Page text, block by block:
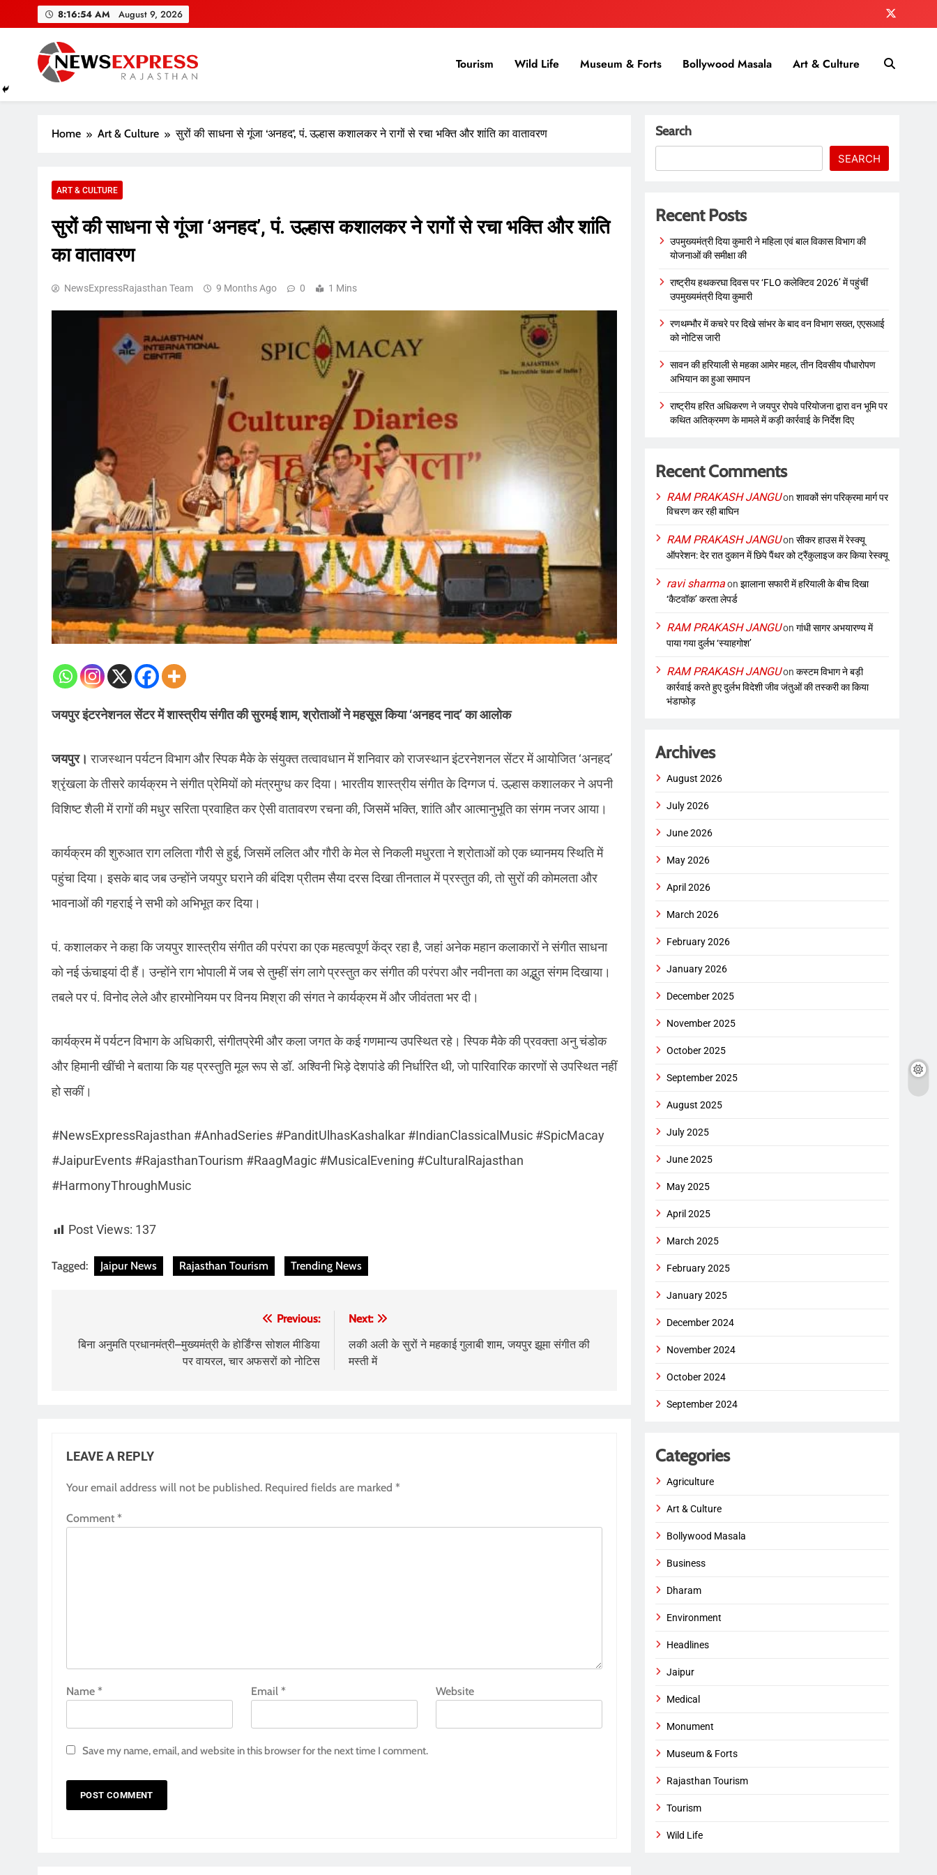
8:16:55 AM August 9, 2026
Tourism Wild Life Museum & Forts Bollywood Masala Art & Culture
Home Art & Culture सुरों की साधना से गूंजा ‘अनहद’, पं. उल्हास कशालकर ने रागों से रचा भक्ति और शांति का वातावरण
ART & CULTURE
सुरों की साधना से गूंजा ‘अनहद’, पं. उल्हास कशालकर ने रागों से रचा भक्ति और शांति
का वातावरण
NewsExpressRajasthan Team 9 Months Ago 0 1 Mins
जयपुर इंटरनेशनल सेंटर में शास्त्रीय संगीत की सुरमई शाम, श्रोताओं ने महसूस किया ‘अनहद नाद’ का आलोक
जयपुर।राजस्थान पर्यटन विभाग और स्पिक मैके के संयुक्त तत्वावधान में शनिवार को राजस्थान इंटरनेशनल सेंटर में आयोजित ‘अनहद’
श्रृंखला के तीसरे कार्यक्रम ने संगीत प्रेमियों को मंत्रमुग्ध कर दिया। भारतीय शास्त्रीय संगीत के दिग्गज पं. उल्हास कशालकर ने अपनी
विशिष्ट शैली में रागों की मधुर सरिता प्रवाहित कर ऐसी वातावरण रचना की, जिसमें भक्ति, शांति और आत्मानुभूति का संगम नजर आया।
कार्यक्रम की शुरुआत राग ललिता गौरी से हुई, जिसमें ललित और गौरी के मेल से निकली मधुरता ने श्रोताओं को एक ध्यानमय स्थिति में
पहुंचा दिया। इसके बाद जब उन्होंने जयपुर घराने की बंदिश प्रीतम सैया दरस दिखा तीनताल में प्रस्तुत की, तो सुरों की कोमलता और
भावनाओं की गहराई ने सभी को अभिभूत कर दिया।
पं. कशालकर ने कहा कि जयपुर शास्त्रीय संगीत की परंपरा का एक महत्वपूर्ण केंद्र रहा है, जहां अनेक महान कलाकारों ने संगीत साधना
को नई ऊंचाइयां दी हैं। उन्होंने राग भोपाली में जब से तुम्हीं संग लागे प्रस्तुत कर संगीत की परंपरा और नवीनता का अद्भुत संगम दिखाया।
तबले पर पं. विनोद लेले और हारमोनियम पर विनय मिश्रा की संगत ने कार्यक्रम में और जीवंतता भर दी।
कार्यक्रम में पर्यटन विभाग के अधिकारी, संगीतप्रेमी और कला जगत के कई गणमान्य उपस्थित रहे। स्पिक मैके की प्रवक्ता अनु चंडोक
और हिमानी खींची ने बताया कि यह प्रस्तुति मूल रूप से डॉ. अश्विनी भिड़े देशपांडे की निर्धारित थी, जो पारिवारिक कारणों से उपस्थित नहीं
हो सकीं।
#NewsExpressRajasthan #AnhadSeries #PanditUlhasKashalkar #IndianClassicalMusic #SpicMacay
#JaipurEvents #RajasthanTourism #RaagMagic #MusicalEvening #CulturalRajasthan
#HarmonyThroughMusic
Post Views: 137
Tagged: Jaipur News Rajasthan Tourism Trending News
navigation
Previous:
बिना अनुमति प्रधानमंत्री–मुख्यमंत्री के होर्डिंग्स सोशल मीडिया
पर वायरल, चार अफसरों को नोटिस
Next:
लकी अली के सुरों ने महकाई गुलाबी शाम, जयपुर झूमा संगीत की
मस्ती में
LEAVE A REPLY
Your email address will not be published. Required fields are marked *
Comment *
Name * Email* Website
Save my name, email, and website in this browser for the next time I comment.
Search
SEARCH
Recent Posts
उपमुख्यमंत्री दिया कुमारी ने महिला एवं बाल विकास विभाग की
योजनाओं की समीक्षा की
राष्ट्रीय हथकरघा दिवस पर ‘FLO कलेक्टिव 2026’ में पहुंचीं
उपमुख्यमंत्री दिया कुमारी
रणथम्भौर में कचरे पर दिखे सांभर के बाद वन विभाग सख्त, एएसआई
को नोटिस जारी
सावन की हरियाली से महका आमेर महल, तीन दिवसीय पौधारोपण
अभियान का हुआ समापन
राष्ट्रीय हरित अधिकरण ने जयपुर रोपवे परियोजना द्वारा वन भूमि पर
कथित अतिक्रमण के मामले में कड़ी कार्रवाई के निर्देश दिए
Recent Comments
RAM PRAKASH JANGUonशावकों संग परिक्रमा मार्ग पर
विचरण कर रही बाघिन
RAM PRAKASH JANGUonसीकर हाउस में रेस्क्यू
ऑपरेशन: देर रात दुकान में छिपे पैंथर को ट्रैंकुलाइज कर किया रेस्क्यू
ravi sharmaonझालाना सफारी में हरियाली के बीच दिखा
‘कैटवॉक’ करता लेपर्ड
RAM PRAKASH JANGUonगांधी सागर अभयारण्य में
पाया गया दुर्लभ ‘स्याहगोश’
RAM PRAKASH JANGUonकस्टम विभाग ने बड़ी
कार्रवाई करते हुए दुर्लभ विदेशी जीव जंतुओं की तस्करी का किया
भंडाफोड़
Archives
August 2026
July 2026
June 2026
May 2026
April 2026
March 2026
February 2026
January 2026
December 2025
November 2025
October 2025
September 2025
August 2025
July 2025
June 2025
May 2025
April 2025
March 2025
February 2025
January 2025
December 2024
November 2024
October 2024
September 2024
Categories
Agriculture
Art & Culture
Bollywood Masala
Business
Dharam
Environment
Headlines
Jaipur
Medical
Monument
Museum & Forts
Rajasthan Tourism
Tourism
Wild Life